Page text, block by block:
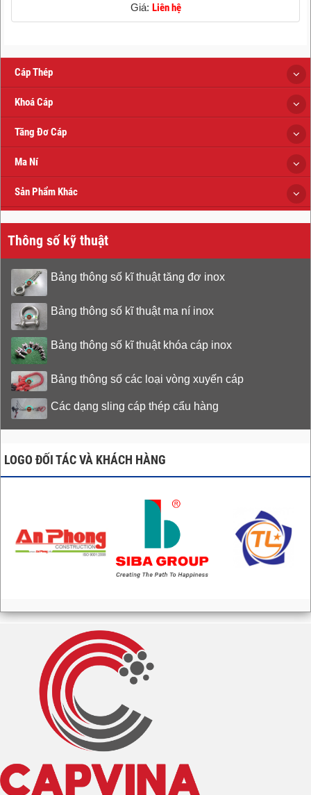
Giá: Liên hệ
Cáp Thép
Khoá Cáp
Tăng Đơ Cáp
Ma Ní
Sản Phẩm Khác
Thông số kỹ thuật
Bảng thông số kĩ thuật tăng đơ inox
Bảng thông số kĩ thuật ma ní inox
Bảng thông số kĩ thuật khóa cáp inox
Bảng thông số các loại vòng xuyến cáp
Các dạng sling cáp thép cẩu hàng
LOGO ĐỐI TÁC VÀ KHÁCH HÀNG